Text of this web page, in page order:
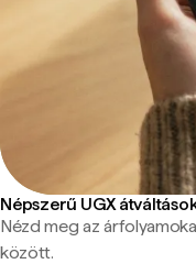
Népszerű UGX
Nézd meg az
között.